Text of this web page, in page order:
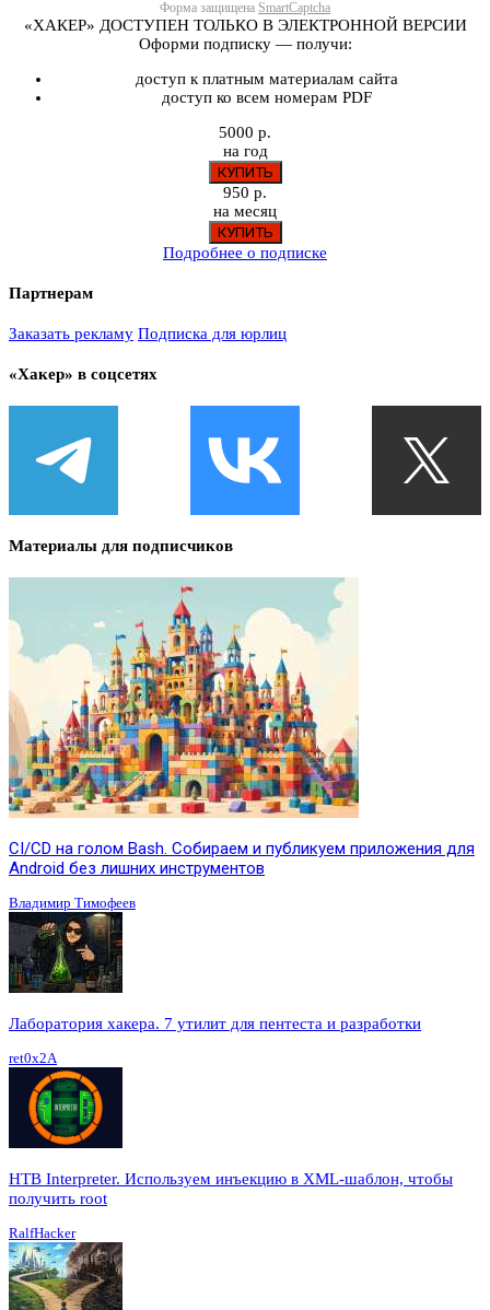
Форма защищена SmartCaptcha
«ХАКЕР» ДОСТУПЕН ТОЛЬКО В ЭЛЕКТРОННОЙ ВЕРСИИ
Оформи подписку — получи:
доступ к платным материалам сайта
доступ ко всем номерам PDF
5000 р.
на год
950 р.
на месяц
Подробнее о подписке
Партнерам
Заказать рекламу Подписка для юрлиц
«Хакер» в соцсетях
Материалы для подписчиков
CI/CD на голом Bash. Собираем и публикуем приложения для
Android без лишних инструментов
Владимир Тимофеев
Лаборатория хакера. 7 утилит для пентеста и разработки
ret0x2A
HTB Interpreter. Используем инъекцию в XML-шаблон, чтобы
получить root
RalfHacker